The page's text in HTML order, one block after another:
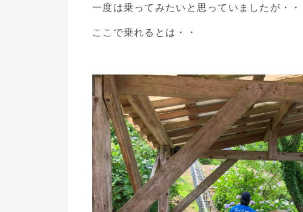
一度は乗ってみたいと思っていましたが・・
ここで乗れるとは・・